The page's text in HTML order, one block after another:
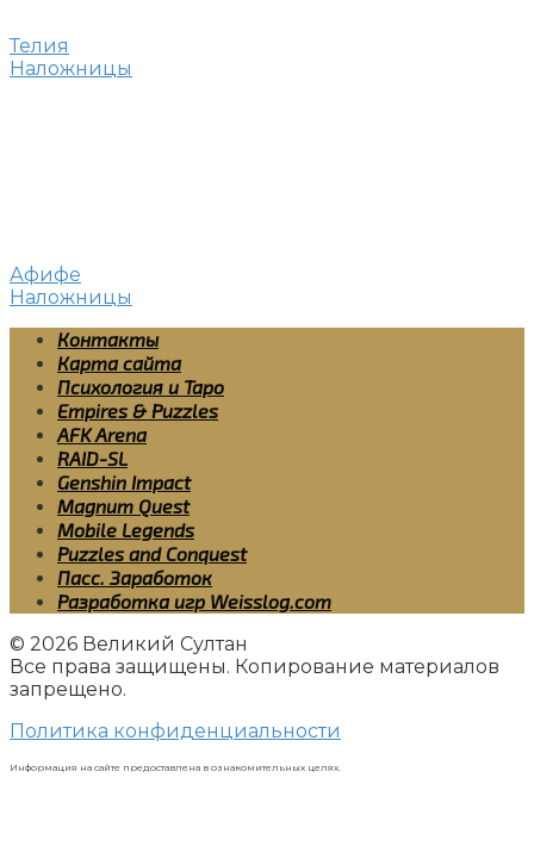
Телия
Наложницы
Афифе
Наложницы
Контакты
Карта сайта
Психология и Таро
Empires & Puzzles
AFK Arena
RAID-SL
Genshin Impact
Magnum Quest
Mobile Legends
Puzzles and Conquest
Пасс. Заработок
Разработка игр Weisslog.com
© 2026 Великий Султан
Все права защищены. Копирование материалов
запрещено.
Политика конфиденциальности
Информация на сайте предоставлена в ознакомительных целях.